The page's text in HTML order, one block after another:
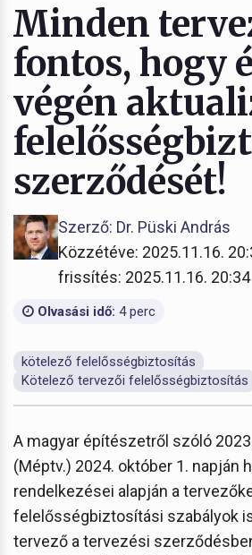
Minden
fontos, hogy
végén
szerződését!
Szerző: Dr. Püski András
Közzétéve: 2025.11.16.
frissítés: 2025.11.16. 20:34
Olvasási idő: 4 perc
kötelező felelősségbiztosítás
Kötelező tervezői felelősségbiztosítás
A magyar építészetről szóló
(Méptv.) 2024. október 1. napján
rendelkezései alapján a
felelősségbiztosítási szabályok
tervező a tervezési